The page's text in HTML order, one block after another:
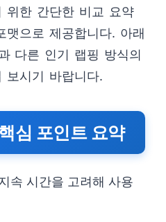
위한 간단한 비교 요약
맷으로 제공합니다. 아래
다른 인기 랩핑 방식의
보시기 바랍니다.
심 포인트 요약
속 시간을 고려해 사용